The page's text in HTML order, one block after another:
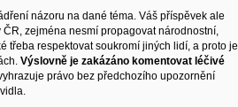
názoru na dané téma. Váš příspěvek ale
zejména nesmí propagovat národnostní,
třeba respektovat soukromí jiných lidí, a proto je
Výslovně je zakázáno komentovat léčivé
právo bez předchozího upozornění